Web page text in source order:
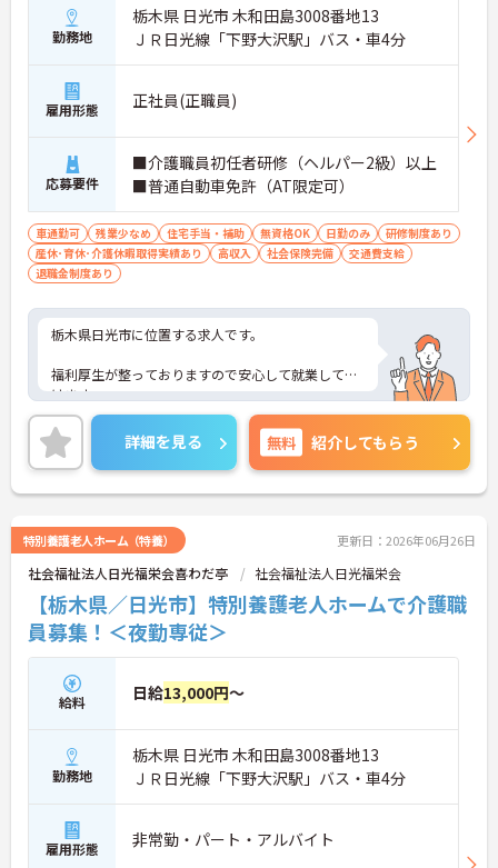
勤務地
栃木県 日光市 木和田島3008番地13
ＪＲ日光線「下野大沢駅」バス・車4分
雇用形態 正社員(正職員)
応募要件
■介護職員初任者研修（ヘルパー2級）以上
■普通自動車免許（AT限定可）
車通勤可 残業少なめ 住宅手当・補助 無資格OK 日勤のみ
研修制度あり
産休･育休･介護休暇取得実績あり
高収入 社会保険完備
交通費支給
退職金制度あり
栃木県日光市に位置する求人です。
福利厚生が整っておりますので安心して就業して頂
けます。
ご興味のある方はお気軽にお問い合わせ下さい。
詳細を見る 無料 紹介してもらう
特別養護老人ホーム（特養） 更新日：2026年06月26日
社会福祉法人日光福栄会喜わだ亭 社会福祉法人日光福栄会
【栃木県／日光市】特別養護老人ホームで介護職
員募集！＜夜勤専従＞
給料 日給13,000円～
勤務地
栃木県 日光市 木和田島3008番地13
ＪＲ日光線「下野大沢駅」バス・車4分
雇用形態 非常勤・パート・アルバイト